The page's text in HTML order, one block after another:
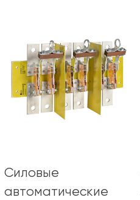
Силовые
автоматические